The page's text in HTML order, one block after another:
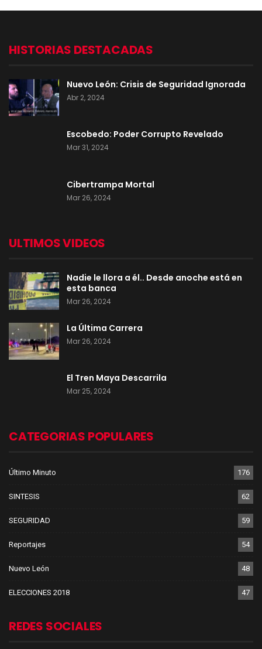
HISTORIAS DESTACADAS
Nuevo León: Crisis de Seguridad Ignorada
Abr 2, 2024
Escobedo: Poder Corrupto Revelado
Mar 31, 2024
Cibertrampa Mortal
Mar 26, 2024
ULTIMOS VIDEOS
Nadie le llora a él.. Desde anoche está en
esta banca
Mar 26, 2024
La Última Carrera
Mar 26, 2024
El Tren Maya Descarrila
Mar 25, 2024
CATEGORIAS POPULARES
Último Minuto 176
SINTESIS 62
SEGURIDAD 59
Reportajes 54
Nuevo León 48
ELECCIONES 2018 47
REDES SOCIALES